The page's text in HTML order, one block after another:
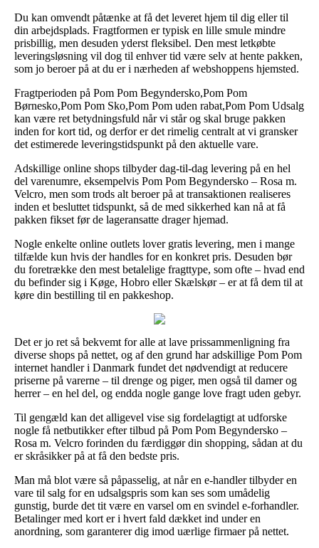
Du kan omvendt påtænke at få det leveret hjem til dig eller til
din arbejdsplads. Fragtformen er typisk en lille smule mindre
prisbillig, men desuden yderst fleksibel. Den mest letkøbte
leveringsløsning vil dog til enhver tid være selv at hente pakken,
som jo beroer på at du er i nærheden af webshoppens hjemsted.
Fragtperioden på Pom Pom Begyndersko,Pom Pom
Børnesko,Pom Pom Sko,Pom Pom uden rabat,Pom Pom Udsalg
kan være ret betydningsfuld når vi står og skal bruge pakken
inden for kort tid, og derfor er det rimelig centralt at vi gransker
det estimerede leveringstidspunkt på den aktuelle vare.
Adskillige online shops tilbyder dag-til-dag levering på en hel
del varenumre, eksempelvis Pom Pom Begyndersko – Rosa m.
Velcro, men som trods alt beroer på at transaktionen realiseres
inden et besluttet tidspunkt, så de med sikkerhed kan nå at få
pakken fikset før de lageransatte drager hjemad.
Nogle enkelte online outlets lover gratis levering, men i mange
tilfælde kun hvis der handles for en konkret pris. Desuden bør
du foretrække den mest betalelige fragttype, som ofte – hvad end
du befinder sig i Køge, Hobro eller Skælskør – er at få dem til at
køre din bestilling til en pakkeshop.
Det er jo ret så bekvemt for alle at lave prissammenligning fra
diverse shops på nettet, og af den grund har adskillige Pom Pom
internet handler i Danmark fundet det nødvendigt at reducere
priserne på varerne – til drenge og piger, men også til damer og
herrer – en hel del, og endda nogle gange love fragt uden gebyr.
Til gengæld kan det alligevel vise sig fordelagtigt at udforske
nogle få netbutikker efter tilbud på Pom Pom Begyndersko –
Rosa m. Velcro forinden du færdiggør din shopping, sådan at du
er skråsikker på at få den bedste pris.
Man må blot være så påpasselig, at når en e-handler tilbyder en
vare til salg for en udsalgspris som kan ses som umådelig
gunstig, burde det tit være en varsel om en svindel e-forhandler.
Betalinger med kort er i hvert fald dækket ind under en
anordning, som garanterer dig imod uærlige firmaer på nettet.